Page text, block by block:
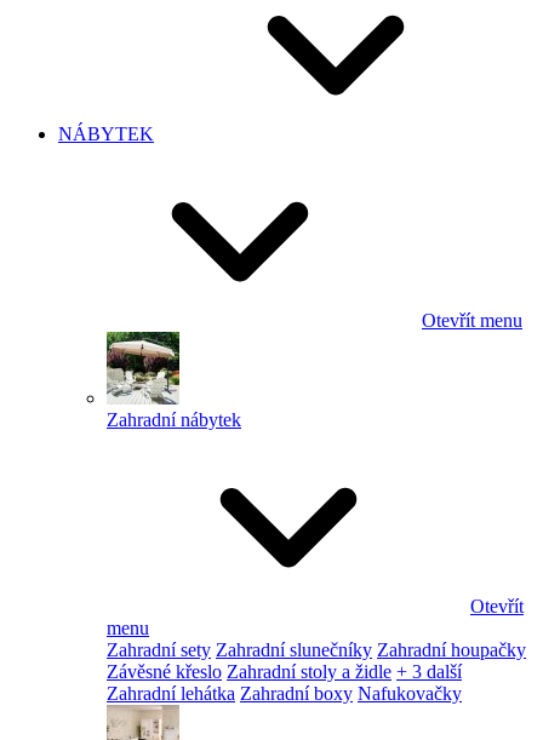
NÁBYTEK
Otevřít menu
Zahradní nábytek
Otevřít
menu
Zahradní sety Zahradní slunečníky Zahradní houpačky
Závěsné křeslo Zahradní stoly a židle + 3 další
Zahradní lehátka Zahradní boxy Nafukovačky